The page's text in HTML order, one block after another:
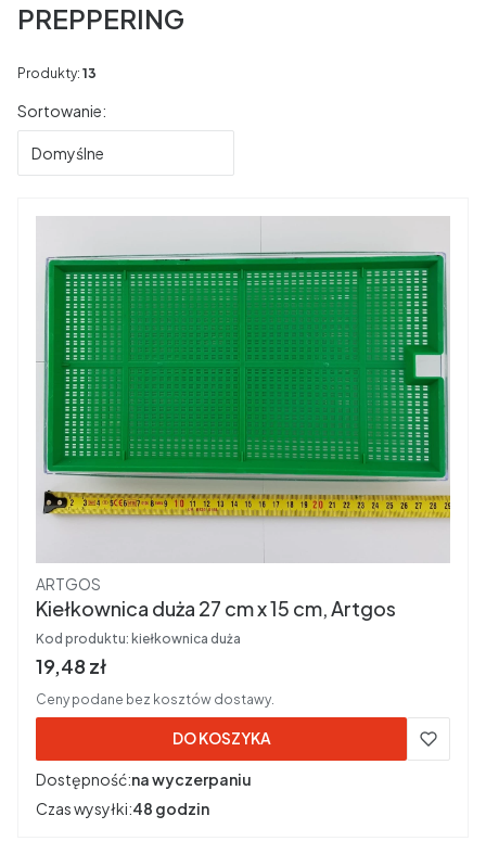
PREPPERING
Produkty: 13
Lista produktów
Sortowanie:
Domyślne
Producent
ARTGOS
Kiełkownica duża 27 cm x 15 cm, Artgos
Kod produktu: kiełkownica duża
Cena brutto
19,48 zł
Ceny podane bez kosztów dostawy.
DO KOSZYKA
Dostępność:na wyczerpaniu
Czas wysyłki:48 godzin